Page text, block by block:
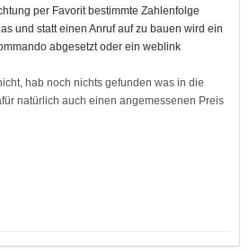
per Favorit bestimmte Zahlenfolge
und statt einen Anruf auf zu bauen wird ein
abgesetzt oder ein weblink
hab noch nichts gefunden was in die
natürlich auch einen angemessenen Preis